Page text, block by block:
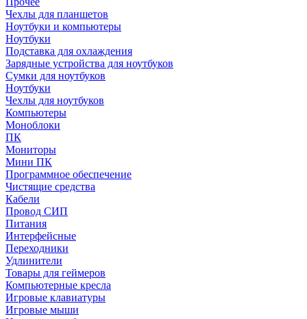
Чехлы для планшетов
Ноутбуки и компьютеры
Ноутбуки
Подставка для охлаждения
Зарядные устройства для ноутбуков
Сумки для ноутбуков
Ноутбуки
Чехлы для ноутбуков
Компьютеры
Моноблоки
ПК
Мониторы
Мини ПК
Программное обеспечение
Чистящие средства
Кабели
Провод СИП
Питания
Интерфейсные
Переходники
Удлинители
Товары для геймеров
Компьютерные кресла
Игровые клавиатуры
Игровые мыши